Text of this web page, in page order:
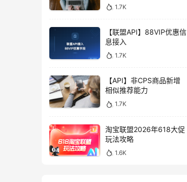
1.7K
【联盟API】88VIP优惠信
息接入
1.7K
【API】非CPS商品新增
相似推荐能力
1.7K
淘宝联盟2026年618大促
玩法攻略
1.6K